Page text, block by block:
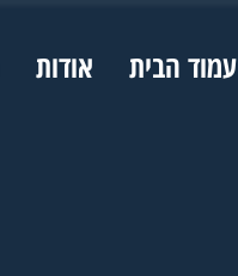
עמוד הבית אודות